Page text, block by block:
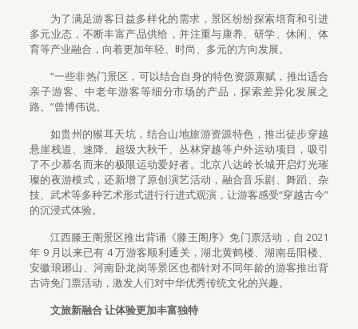
为了满足游客日益多样化的需求，景区纷纷探索培育和引进
多元业态，不断丰富产品供给，并注重与康养、研学、休闲、体
育等产业融合，向着更加年轻、时尚、多元的方向发展。
“一些非热门景区，可以结合自身的特色资源禀赋，推出适合
亲子游客、中老年游客等细分市场的产品，探索差异化发展之
路。”曾博伟说。
如贵州的猴耳天坑，结合山地旅游资源特色，推出徒步穿越
悬崖栈道、速降、超级大秋千、丛林穿越等户外运动项目，吸引
了不少慕名而来的极限运动爱好者。北京八达岭长城开启灯光璀
璨的夜游模式，还新增了原创演艺活动，融合音乐剧、舞蹈、杂
技、武术等多种艺术形式进行行进式观演，让游客感受“穿越古今”
的沉浸式体验。
江西滕王阁景区推出背诵《滕王阁序》免门票活动，自 2021
年 9 月以来已有 4 万游客顺利通关，湖北黄鹤楼、湖南岳阳楼、
安徽琅琊山、河南卧龙岗等景区也都针对不同年龄的游客推出背
古诗免门票活动，激发人们对中华优秀传统文化的兴趣。
文旅新融合 让体验更加丰富独特